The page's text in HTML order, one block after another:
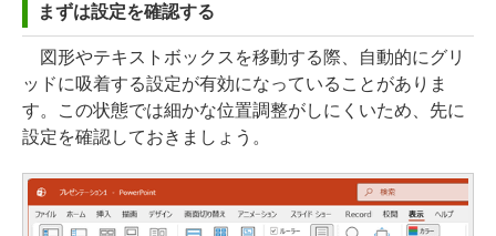
まずは設定を確認する
図形やテキストボックスを移動する際、自動的にグリ
ッドに吸着する設定が有効になっていることがありま
す。この状態では細かな位置調整がしにくいため、先に
設定を確認しておきましょう。